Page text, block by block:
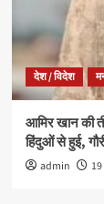
देश / विदेश
आमिर खान की
हिंदुओं से हुई,
admin